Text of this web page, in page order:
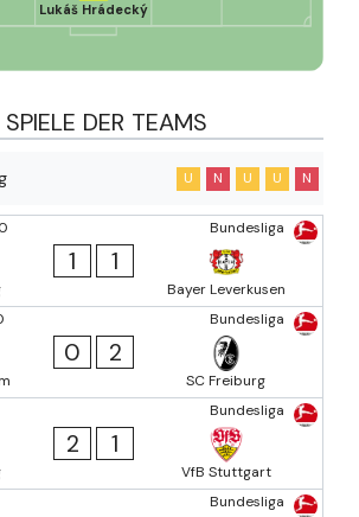
Lukáš Hrádecký
DER TEAMS
U N U U N
Bundesliga
1 1
Bayer Leverkusen
Bundesliga
0 2
SC Freiburg
Bundesliga
2 1
VfB Stuttgart
Bundesliga